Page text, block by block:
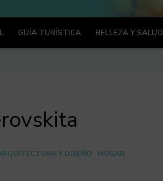
GUÍA TURÍSTICA BELLEZA Y SALUD
Y DISEÑO HOGAR